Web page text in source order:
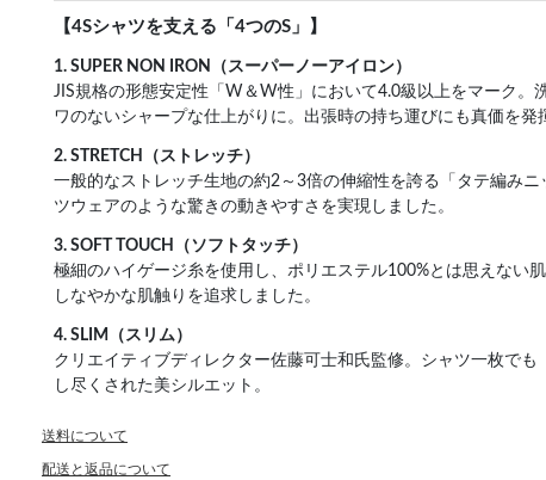
【4Sシャツを支える「4つのS」】
1. SUPER NON IRON（スーパーノーアイロン）
JIS規格の形態安定性「W＆W性」において4.0級以上をマーク。
ワのないシャープな仕上がりに。出張時の持ち運びにも真価を発
2. STRETCH（ストレッチ）
一般的なストレッチ生地の約2～3倍の伸縮性を誇る「タテ編みニ
ツウェアのような驚きの動きやすさを実現しました。
3. SOFT TOUCH（ソフトタッチ）
極細のハイゲージ糸を使用し、ポリエステル100%とは思えない
しなやかな肌触りを追求しました。
4. SLIM（スリム）
クリエイティブディレクター佐藤可士和氏監修。シャツ一枚でも
し尽くされた美シルエット。
送料について
配送と返品について